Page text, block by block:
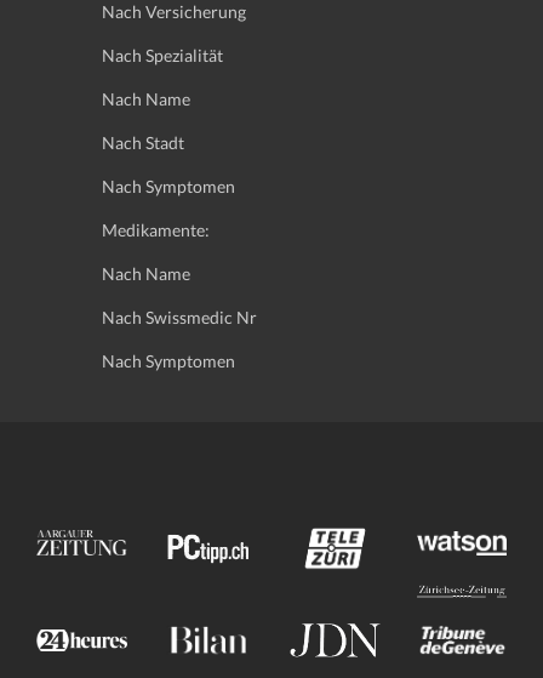
Nach Versicherung
Nach Spezialität
Nach Name
Nach Stadt
Nach Symptomen
Medikamente:
Nach Name
Nach Swissmedic Nr
Nach Symptomen